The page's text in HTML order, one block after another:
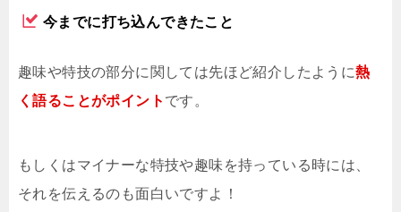
今までに打ち込んできたこと
趣味や特技の部分に関しては先ほど紹介したように熱
く語ることがポイント です。
もしくはマイナーな特技や趣味を持っている時には、
それを伝えるのも面白いですよ！